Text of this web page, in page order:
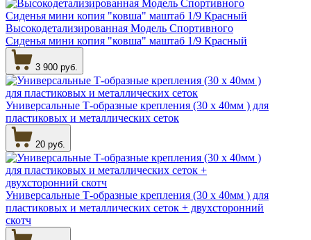
Высокодетализированная Модель Спортивного
Сиденья мини копия "ковша" маштаб 1/9 Красный
3 900 руб.
Универсальные Т-образные крепления (30 х 40мм ) для
пластиковых и металлических сеток
20 руб.
Универсальные Т-образные крепления (30 х 40мм ) для
пластиковых и металлических сеток + двухсторонний
скотч